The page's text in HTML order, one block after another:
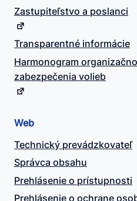
Zastupiteľstvo a poslanci
Transparentné informácie
Harmonogram
zabezpečenia volieb
Web
Technický prevádzkovateľ
Správca obsahu
Prehlásenie o prístupnosti
Prehlásenie o ochrane